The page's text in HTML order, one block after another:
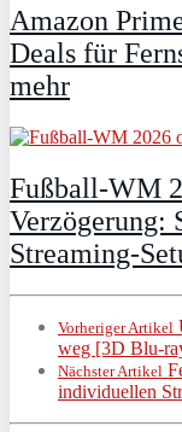
Amazon
Deals für
mehr
Fußball-WM
Verzögerung:
Streaming-
Vorheriger Artikel
weg [3D Blu-
Nächster Artikel
individuellen